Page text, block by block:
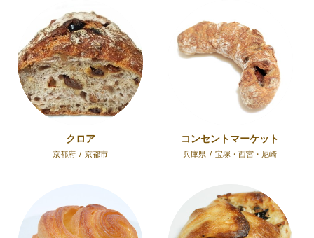
クロア
京都府 / 京都市
コンセントマーケット
兵庫県 / 宝塚・西宮・尼崎